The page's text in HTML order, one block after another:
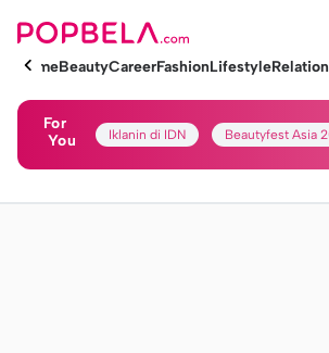
HomeBeautyCareerFashionLifestyle
For
You
Iklanin di IDN Beautyfest Asia